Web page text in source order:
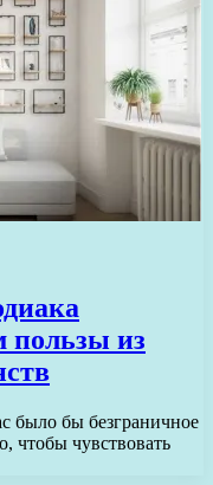
пользы из
было бы безграничное
чтобы чувствовать